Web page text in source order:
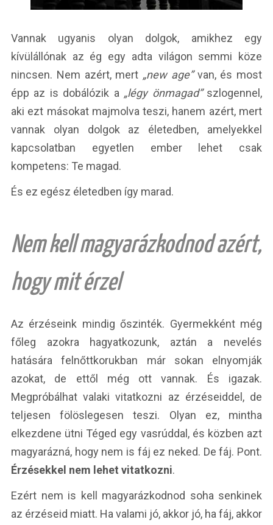
Vannak ugyanis olyan dolgok, amikhez egy
kívülállónak az ég egy adta világon semmi köze
nincsen. Nem azért, mert „new age”van, és most
épp az is dobálózik a „légy önmagad”szlogennel,
aki ezt másokat majmolva teszi, hanem azért, mert
vannak olyan dolgok az életedben, amelyekkel
kapcsolatban egyetlen ember lehet csak
kompetens: Te magad.
És ez egész életedben így marad.
Nem kell magyarázkodnod azért,
hogy mit érzel
Az érzéseink mindig őszinték. Gyermekként még
főleg azokra hagyatkozunk, aztán a nevelés
hatására felnőttkorukban már sokan elnyomják
azokat, de ettől még ott vannak. És igazak.
Megpróbálhat valaki vitatkozni az érzéseiddel, de
teljesen fölöslegesen teszi. Olyan ez, mintha
elkezdene ütni Téged egy vasrúddal, és közben azt
magyarázná, hogy nem is fáj ez neked. De fáj. Pont.
Érzésekkel nem lehet vitatkozni.
Ezért nem is kell magyarázkodnod soha senkinek
az érzéseid miatt. Ha valami jó, akkor jó, ha fáj, akkor